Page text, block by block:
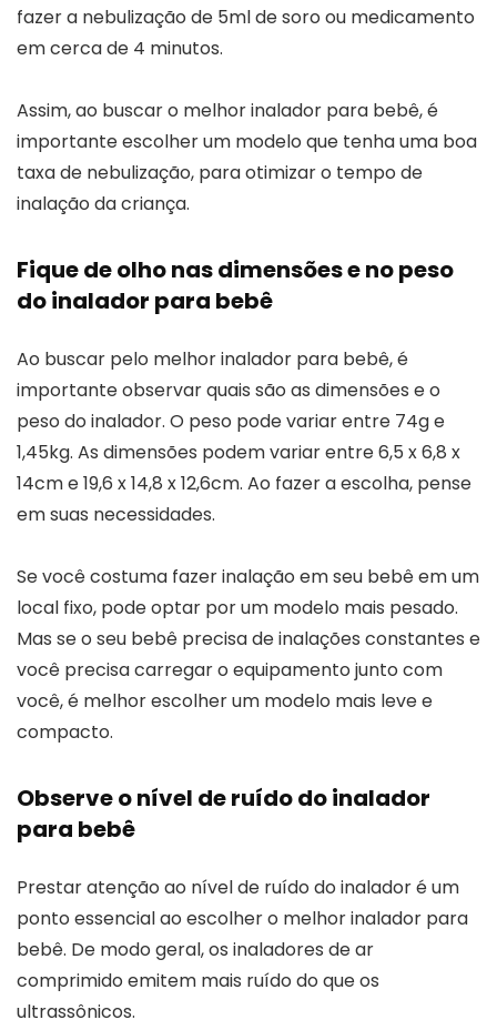
fazer a nebulização de 5ml de soro ou medicamento
em cerca de 4 minutos.
Assim, ao buscar o melhor inalador para bebê, é
importante escolher um modelo que tenha uma boa
taxa de nebulização, para otimizar o tempo de
inalação da criança.
Fique de olho nas dimensões e no peso
do inalador para bebê
Ao buscar pelo melhor inalador para bebê, é
importante observar quais são as dimensões e o
peso do inalador. O peso pode variar entre 74g e
1,45kg. As dimensões podem variar entre 6,5 x 6,8 x
14cm e 19,6 x 14,8 x 12,6cm. Ao fazer a escolha, pense
em suas necessidades.
Se você costuma fazer inalação em seu bebê em um
local fixo, pode optar por um modelo mais pesado.
Mas se o seu bebê precisa de inalações constantes e
você precisa carregar o equipamento junto com
você, é melhor escolher um modelo mais leve e
compacto.
Observe o nível de ruído do inalador
para bebê
Prestar atenção ao nível de ruído do inalador é um
ponto essencial ao escolher o melhor inalador para
bebê. De modo geral, os inaladores de ar
comprimido emitem mais ruído do que os
ultrassônicos.